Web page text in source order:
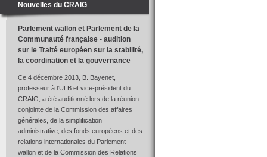
Nouvelles du CRAIG
Parlement wallon et Parlement de la
Communauté française - audition
sur le Traité européen sur la stabilité,
la coordination et la gouvernance
Ce 4 décembre 2013, B. Bayenet,
professeur à l'ULB et vice-président du
CRAIG, a été auditionné lors de la réunion
conjointe de la Commission des affaires
générales, de la simplification
administrative, des fonds européens et des
relations internationales du Parlement
wallon et de la Commission des Relations